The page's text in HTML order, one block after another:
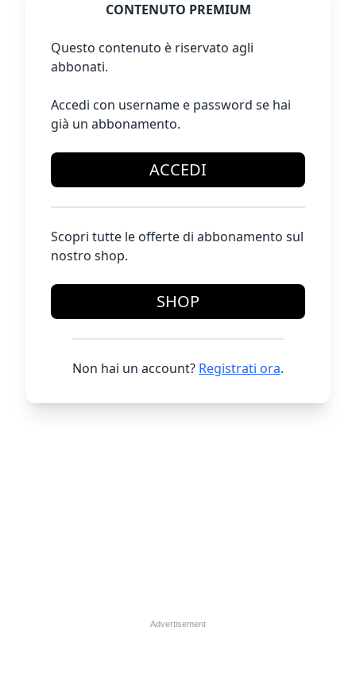
CONTENUTO PREMIUM
Questo contenuto è riservato agli
abbonati.
Accedi con username e password se hai
già un abbonamento.
ACCEDI
Scopri tutte le offerte di abbonamento sul
nostro shop.
SHOP
Non hai un account? Registrati ora.